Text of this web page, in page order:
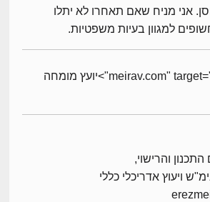
אני מניח שאם תאחרו לא יתלו
למגוון בעיות משפטיות.
ארז מירב -meirav.com" target="_blank">יועץ מומחה
והרישוי,
ויעוץ אדריכלי כללי